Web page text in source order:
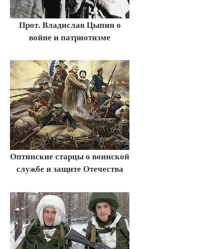
Прот. Владислав Цыпин о
войне и патриотизме
Оптинские старцы о воинской
службе и защите Отечества